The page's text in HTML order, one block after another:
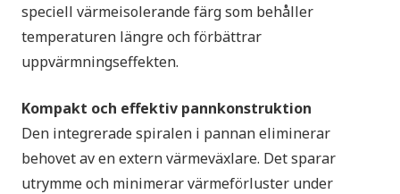
speciell värmeisolerande färg som behåller
temperaturen längre och förbättrar
uppvärmningseffekten.
Kompakt och effektiv pannkonstruktion
Den integrerade spiralen i pannan eliminerar
behovet av en extern värmeväxlare. Det sparar
utrymme och minimerar värmeförluster under